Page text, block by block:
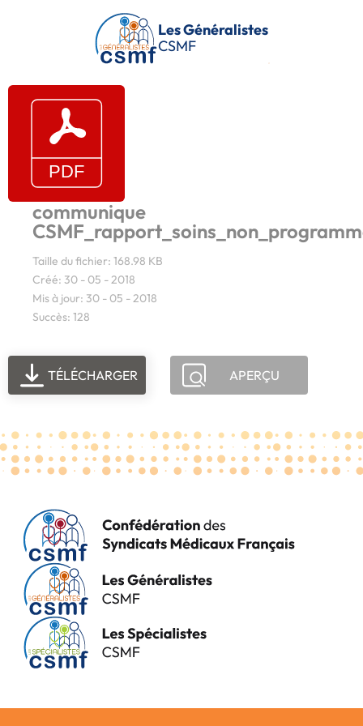
Passer au contenu principal
Les Généralistes
CSMF
communique
Taille du fichier: 168.98 KB
Créé: 30 - 05 - 2018
Mis à jour: 30 - 05 - 2018
Succès: 128
TÉLÉCHARGER APERÇU